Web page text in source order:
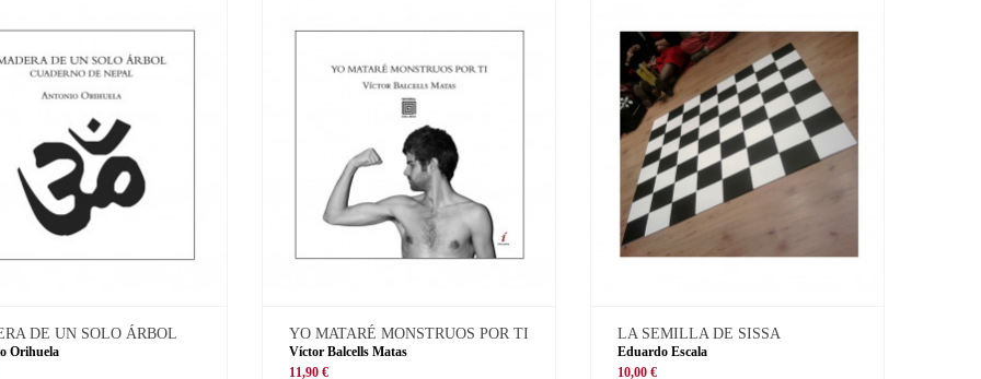
DE UN SOLO ÁRBOL
Orihuela
YO MATARÉ MONSTRUOS POR TI
Víctor Balcells Matas
11,90 €
LA SEMILLA DE SISSA
Eduardo Escala
10,00 €